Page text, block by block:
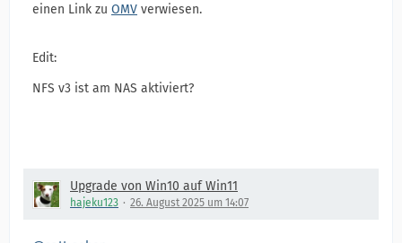
einen Link zu OMV verwiesen.
Edit:
NFS v3 ist am NAS aktiviert?
Upgrade von Win10 auf Win11
hajeku123 26. August 2025 um 14:07